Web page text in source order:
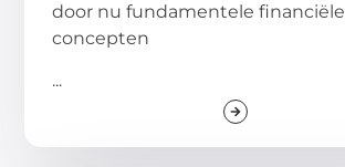
door nu fundamentele financiële
concepten
...